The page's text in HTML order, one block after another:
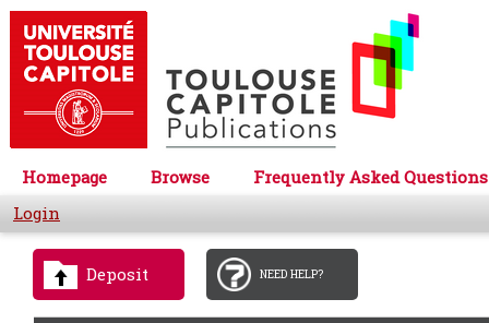
Homepage Browse
Frequently Asked Questions
Login
Deposit NEED HELP?